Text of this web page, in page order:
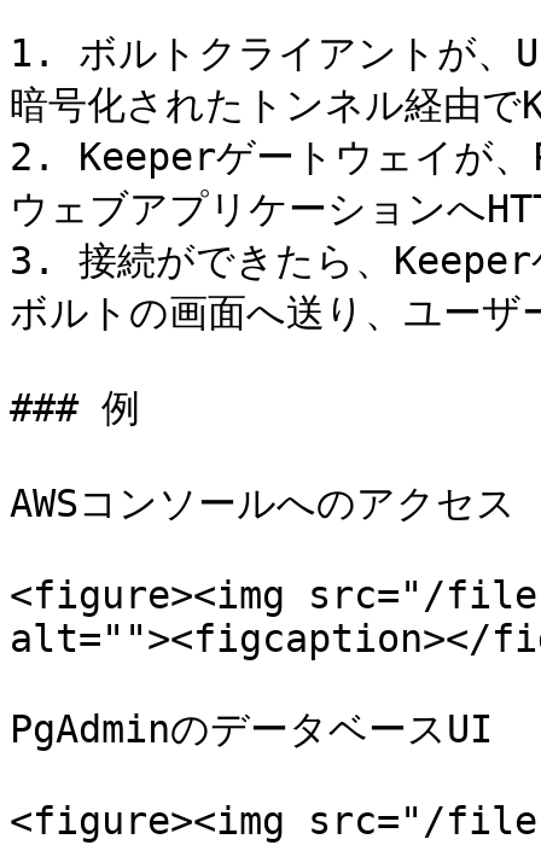
1. ボルトクライアントが、
暗号化されたトンネル経由
2. Keeperゲートウェイが、
ウェブアプリケーションへ
3. 接続ができたら、Keeper
ボルトの画面へ送り、ユー
### 例
AWSコンソールへのアクセス
<figure><img src="/
alt=""><figcaption></
PgAdminのデータベースUI
<figure><img src="/files/